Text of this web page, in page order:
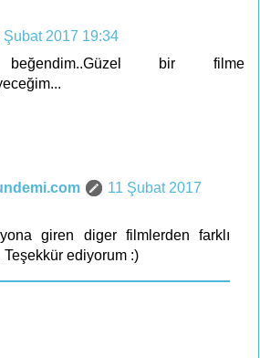
Şubat 2017 19:34
beğendim..Güzel bir filme
11 Şubat 2017
giren diger filmlerden farklı
Teşekkür ediyorum :)